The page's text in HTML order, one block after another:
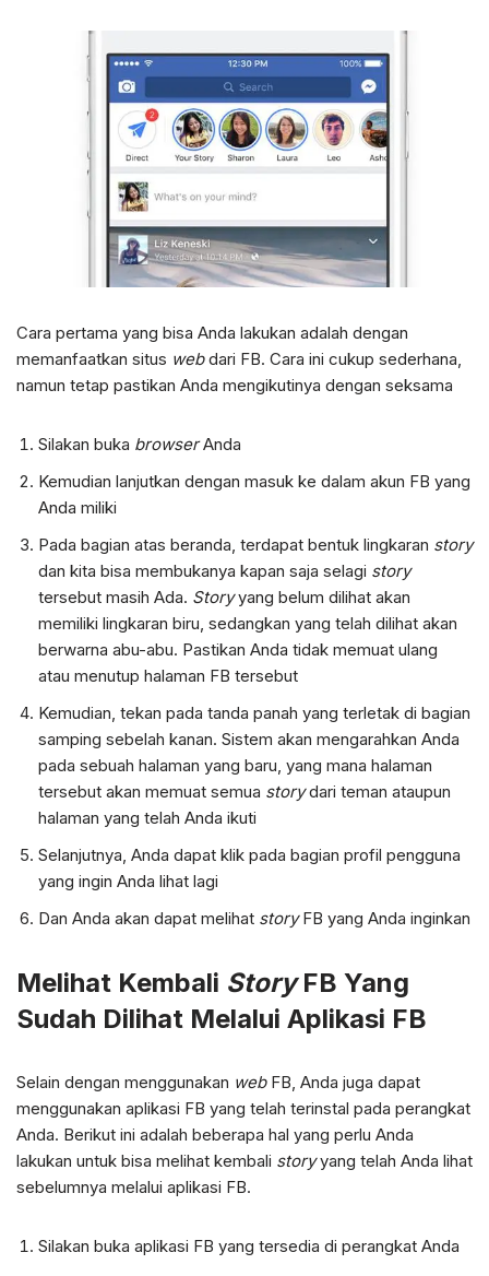
Cara pertama yang bisa Anda lakukan adalah dengan
memanfaatkan situs webdari FB. Cara ini cukup sederhana,
namun tetap pastikan Anda mengikutinya dengan seksama
Silakan buka browserAnda
Kemudian lanjutkan dengan masuk ke dalam akun FB yang
Anda miliki
Pada bagian atas beranda, terdapat bentuk lingkaran story
dan kita bisa membukanya kapan saja selagi story
tersebut masih Ada. Storyyang belum dilihat akan
memiliki lingkaran biru, sedangkan yang telah dilihat akan
berwarna abu-abu. Pastikan Anda tidak memuat ulang
atau menutup halaman FB tersebut
Kemudian, tekan pada tanda panah yang terletak di bagian
samping sebelah kanan. Sistem akan mengarahkan Anda
pada sebuah halaman yang baru, yang mana halaman
tersebut akan memuat semua storydari teman ataupun
halaman yang telah Anda ikuti
Selanjutnya, Anda dapat klik pada bagian profil pengguna
yang ingin Anda lihat lagi
Dan Anda akan dapat melihat storyFB yang Anda inginkan
Melihat Kembali StoryFB Yang
Sudah Dilihat Melalui Aplikasi FB
Selain dengan menggunakan web FB, Anda juga dapat
menggunakan aplikasi FB yang telah terinstal pada perangkat
Anda. Berikut ini adalah beberapa hal yang perlu Anda
lakukan untuk bisa melihat kembali storyyang telah Anda lihat
sebelumnya melalui aplikasi FB.
Silakan buka aplikasi FB yang tersedia di perangkat Anda